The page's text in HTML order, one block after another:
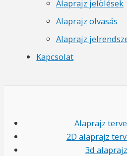
Alaprajz jelölések
Alaprajz olvasás
Alaprajz
Kapcsolat
Alaprajz
2D alaprajz
3d